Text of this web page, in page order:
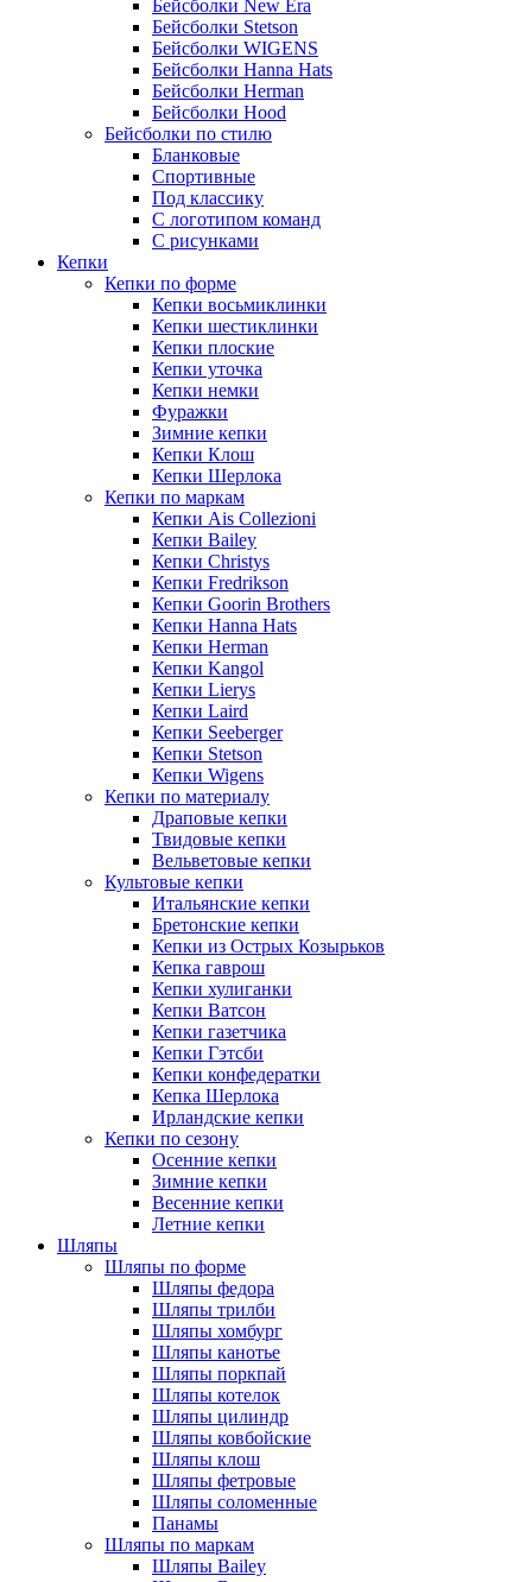
Бейсболки New Era
Бейсболки Stetson
Бейсболки WIGENS
Бейсболки Hanna Hats
Бейсболки Herman
Бейсболки Hood
Бейсболки по стилю
Бланковые
Спортивные
Под классику
С логотипом команд
С рисунками
Кепки
Кепки по форме
Кепки восьмиклинки
Кепки шестиклинки
Кепки плоские
Кепки уточка
Кепки немки
Фуражки
Зимние кепки
Кепки Клош
Кепки Шерлока
Кепки по маркам
Кепки Ais Collezioni
Кепки Bailey
Кепки Christys
Кепки Fredrikson
Кепки Goorin Brothers
Кепки Hanna Hats
Кепки Herman
Кепки Kangol
Кепки Lierys
Кепки Laird
Кепки Seeberger
Кепки Stetson
Кепки Wigens
Кепки по материалу
Драповые кепки
Твидовые кепки
Вельветовые кепки
Культовые кепки
Итальянские кепки
Бретонские кепки
Кепки из Острых Козырьков
Кепка гаврош
Кепки хулиганки
Кепки Ватсон
Кепки газетчика
Кепки Гэтсби
Кепки конфедератки
Кепка Шерлока
Ирландские кепки
Кепки по сезону
Осенние кепки
Зимние кепки
Весенние кепки
Летние кепки
Шляпы
Шляпы по форме
Шляпы федора
Шляпы трилби
Шляпы хомбург
Шляпы канотье
Шляпы поркпай
Шляпы котелок
Шляпы цилиндр
Шляпы ковбойские
Шляпы клош
Шляпы фетровые
Шляпы соломенные
Панамы
Шляпы по маркам
Шляпы Bailey